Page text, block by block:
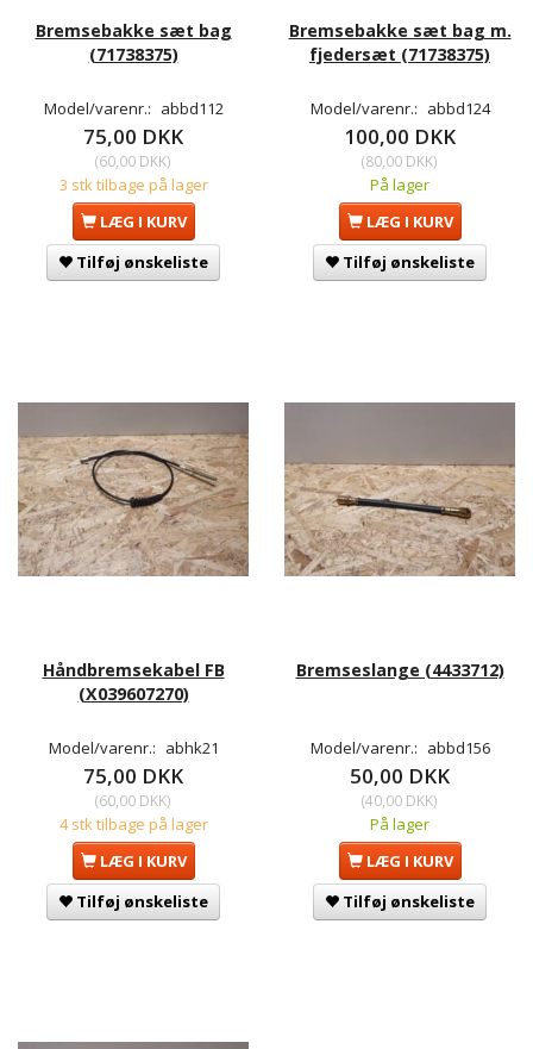
Bremsebakke sæt bag
(71738375)
Model/varenr.: abbd112
75,00 DKK
(60,00 DKK)
3 stk tilbage på lager
LÆG I KURV
Tilføj ønskeliste
Bremsebakke sæt bag m.
fjedersæt (71738375)
Model/varenr.: abbd124
100,00 DKK
(80,00 DKK)
På lager
LÆG I KURV
Tilføj ønskeliste
Håndbremsekabel FB
(X039607270)
Model/varenr.: abhk21
75,00 DKK
(60,00 DKK)
4 stk tilbage på lager
LÆG I KURV
Tilføj ønskeliste
Bremseslange (4433712)
Model/varenr.: abbd156
50,00 DKK
(40,00 DKK)
På lager
LÆG I KURV
Tilføj ønskeliste